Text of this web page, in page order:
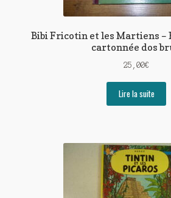
Bibi Fricotin et les Martiens –
cartonnée dos
25,00€
Lire la suite